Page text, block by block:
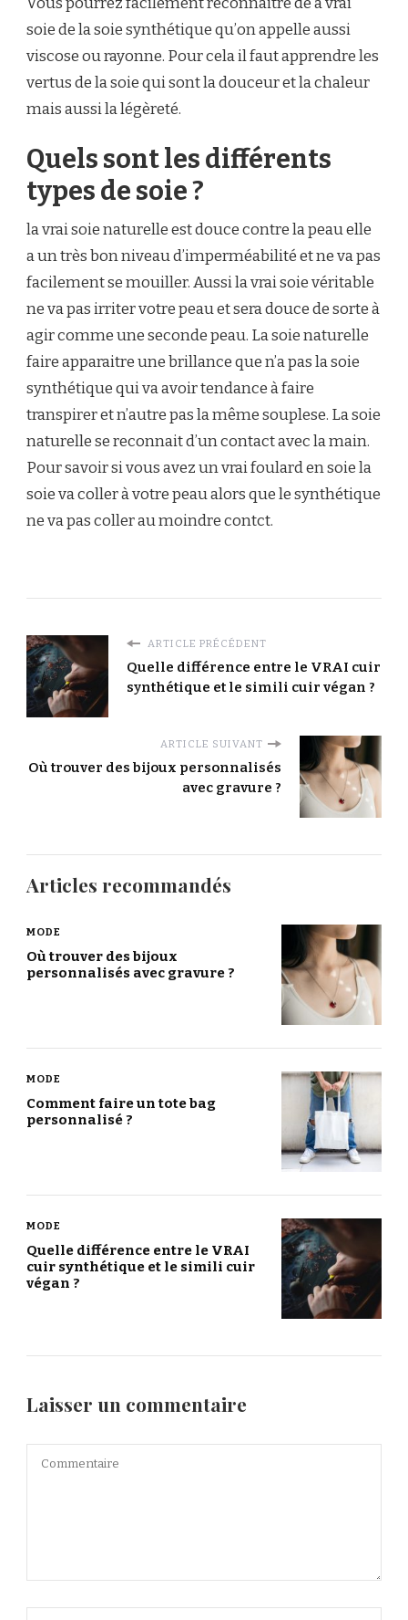
soie de la soie synthétique qu’on appelle aussi
viscose ou rayonne. Pour cela il faut apprendre les
vertus de la soie qui sont la douceur et la chaleur
mais aussi la légèreté.
Quels sont les différents
types de soie ?
la vrai soie naturelle est douce contre la peau elle
a un très bon niveau d’imperméabilité et ne va pas
facilement se mouiller. Aussi la vrai soie véritable
ne va pas irriter votre peau et sera douce de sorte à
agir comme une seconde peau. La soie naturelle
faire apparaitre une brillance que n’a pas la soie
synthétique qui va avoir tendance à faire
transpirer et n’autre pas la même souplese. La soie
naturelle se reconnait d’un contact avec la main.
Pour savoir si vous avez un vrai foulard en soie la
soie va coller à votre peau alors que le synthétique
ne va pas coller au moindre contct.
ARTICLE PRÉCÉDENT
Quelle différence entre le VRAI cuir
synthétique et le simili cuir végan ?
ARTICLE SUIVANT
Où trouver des bijoux personnalisés
avec gravure ?
Articles recommandés
MODE
Où trouver des bijoux
personnalisés avec gravure ?
MODE
Comment faire un tote bag
personnalisé ?
MODE
Quelle différence entre le VRAI
cuir synthétique et le simili cuir
végan ?
Laisser un commentaire